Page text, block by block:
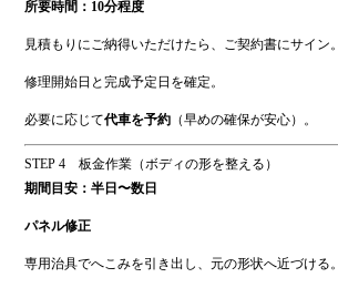
所要時間：10分程度
見積もりにご納得いただけたら、ご契約書にサイン。
修理開始日と完成予定日を確定。
必要に応じて代車を予約 （早めの確保が安心）。
STEP 4 板金作業（ボディの形を整える）
期間目安：半日〜数日
パネル修正
専用治具でへこみを引き出し、元の形状へ近づける。